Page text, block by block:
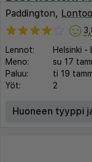
Paddington, Lontoo
Lennot: Helsinki -
Meno:
su 17
Paluu:
ti 19
Yöt:
2
Huoneen tyyppi